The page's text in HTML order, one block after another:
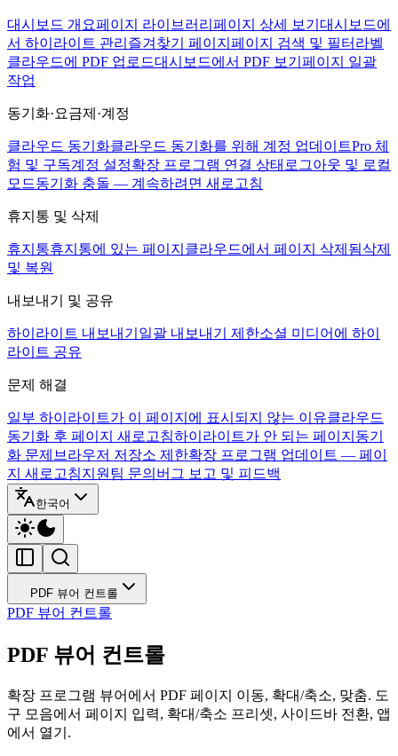
대시보드 개요페이지 라이브러리 페이지 상세 보기 대시보드에
서 하이라이트 관리 즐겨찾기 페이지 페이지 검색 및 필터 라벨
클라우드에 PDF 업로드대시보드에서 PDF 보기 페이지 일괄
작업
동기화·요금제·계정
클라우드 동기화클라우드 동기화를 위해 계정 업데이트Pro 체
험 및 구독계정 설정확장 프로그램 연결 상태 로그아웃 및 로컬
모드동기화 충돌 — 계속하려면 새로고침
휴지통 및 삭제
휴지통휴지통에 있는 페이지 클라우드에서 페이지 삭제됨삭제
및 복원
내보내기 및 공유
하이라이트 내보내기 일괄 내보내기 제한소셜 미디어에 하이
라이트 공유
문제 해결
일부 하이라이트가 이 페이지에 표시되지 않는 이유클라우드
동기화 후 페이지 새로고침하이라이트가 안 되는 페이지 동기
화 문제 브라우저 저장소 제한확장 프로그램 업데이트 — 페이
지 새로고침지원팀 문의 버그 보고 및 피드백
한국어
PDF 뷰어 컨트롤
PDF 뷰어 컨트롤
PDF 뷰어 컨트롤
확장 프로그램 뷰어에서 PDF 페이지 이동, 확대/축소, 맞춤. 도
구 모음에서 페이지 입력, 확대/축소 프리셋, 사이드바 전환, 앱
에서 열기.